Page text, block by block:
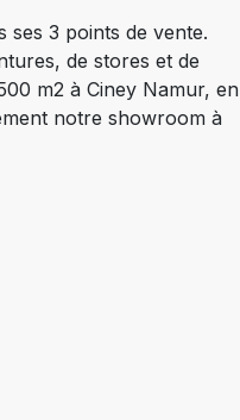
ses 3 points de vente.
de stores et de
m2 à Ciney Namur, en
notre showroom à